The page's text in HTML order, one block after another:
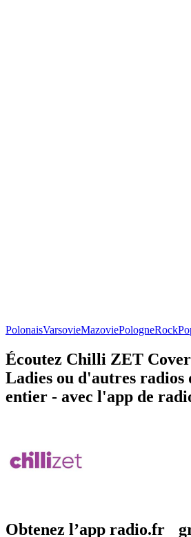
PolonaisVarsovieMazoviePologneRock
Écoutez Chilli ZET
Ladies ou d'autres radios
entier - avec l'app de
Obtenez l’app radio.fr